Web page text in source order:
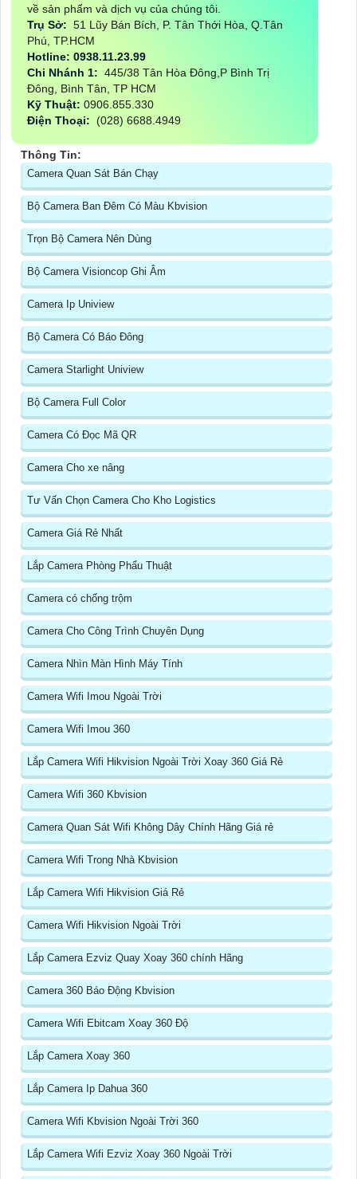
về sản phẩm và dịch vụ của chúng tôi.
Trụ Sở: 51 Lũy Bán Bích, P. Tân Thới Hòa, Q.Tân
Phú, TP.HCM
Hotline: 0938.11.23.99
Chi Nhánh 1: 445/38 Tân Hòa Đông,P Bình Trị
Đông, Bình Tân, TP HCM
Kỹ Thuật: 0906.855.330
Điện Thoại: (028) 6688.4949
Thông Tin:
Camera Quan Sát Bán Chạy
Bộ Camera Ban Đêm Có Màu Kbvision
Trọn Bộ Camera Nên Dùng
Bộ Camera Visioncop Ghi Âm
Camera Ip Uniview
Bộ Camera Có Báo Đông
Camera Starlight Uniview
Bộ Camera Full Color
Camera Có Đọc Mã QR
Camera Cho xe nâng
Tư Vấn Chọn Camera Cho Kho Logistics
Camera Giá Rẻ Nhất
Lắp Camera Phòng Phẩu Thuật
Camera có chống trộm
Camera Cho Công Trình Chuyên Dụng
Camera Nhìn Màn Hình Máy Tính
Camera Wifi Imou Ngoài Trời
Camera Wifi Imou 360
Lắp Camera Wifi Hikvision Ngoài Trời Xoay 360 Giá Rẻ
Camera Wifi 360 Kbvision
Camera Quan Sát Wifi Không Dây Chính Hãng Giá rẻ
Camera Wifi Trong Nhà Kbvision
Lắp Camera Wifi Hikvision Giá Rẻ
Camera Wifi Hikvision Ngoài Trời
Lắp Camera Ezviz Quay Xoay 360 chính Hãng
Camera 360 Báo Động Kbvision
Camera Wifi Ebitcam Xoay 360 Độ
Lắp Camera Xoay 360
Lắp Camera Ip Dahua 360
Camera Wifi Kbvision Ngoài Trời 360
Lắp Camera Wifi Ezviz Xoay 360 Ngoài Trời